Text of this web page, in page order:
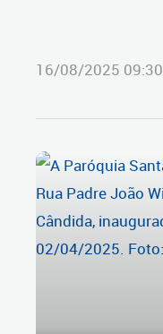
16/08/2025 09:30